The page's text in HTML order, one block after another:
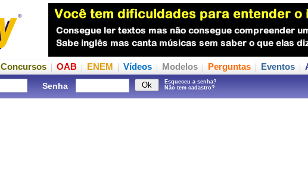
Concursos OAB ENEM Vídeos Modelos Perguntas Eventos
Senha
Esqueceu a senha?
Não tem cadastro?